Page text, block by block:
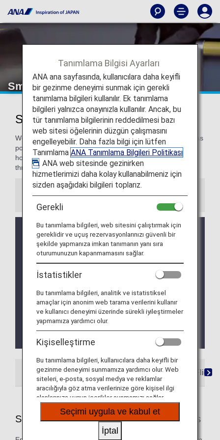
Smooth Flying
Smooth Flying for a Pleasant Flight
We are committed to making our travelers as comfortable as
possible, and even more for our Premium Members. We
hope you enjoy these special services to support you
throughout your travel.
Information
Due to a system issue, when booking ANA
Domestic Flight Awards on the ANA website, your
registered Premium Member Service information is
not be shared for flights operated by airlines other
than ANA. Please present your status card or digital
card when redeeming Premium Member Service
benefits. We apologize for the inconvenience.
We will be updating the ANA Super Flyers Card
service starting in April 2028.
For more details, please review the
ANA-Operated Flights Star Alliance Partner Flights
Services Offered on ANA-Operated Flights
Tanımlama Bilgisi Ayarları
ANA ana sayfasında, kullanıcılara daha keyifli
bir gezinme deneyimi sunmak için gerekli
tanımlama bilgileri kullanılır. Ek tanımlama
bilgileri yalnızca onayınızla kullanılır. Ancak, bu
tür tanımlama bilgilerinin reddedilmesi bazı
web sitesi öğelerinin düzgün çalışmasını
engelleyebilir. Daha fazla bilgi için lütfen
Tanımlama ANA Tanımlama Bilgileri Politikası
. ANA web sitesinde gezinirken
hizmetlerimizi daha kolay kullanabilmeniz için
sizden aşağıdaki bilgileri toplarız.
Gerekli
Bu tanımlama bilgileri, web sitesini çalıştırmak için
gereklidir ve uçuş rezervasyonlarınızı güvenli bir
şekilde yapmanıza imkan tanımanın yanı sıra
oturumunuzun kapanmamasını sağlar.
İstatistikler
Bu tanımlama bilgileri, analitik ve istatistiksel
amaçlar için anonim web tarama verilerini kullanır
ve kullanıcı deneyimi üzerinde sürekli iyileştirmeler
yapmamıza yardımcı olur.
Kişiselleştirme
Bu tanımlama bilgileri, kullanıcılara daha keyifli bir
gezinme deneyimi sunmamıza yardımcı olur. Web
siteleri, e-posta, sosyal medya ve reklamlar
aracılığıyla göz atma verilerinize göre kişisel ilgi
alanlarınıza uygun içerikler sunmamızı sağlar.
Seçimi uygula ve kabul et
İptal